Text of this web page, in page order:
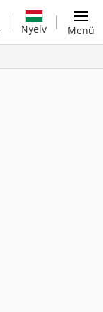
Nyelv Menü